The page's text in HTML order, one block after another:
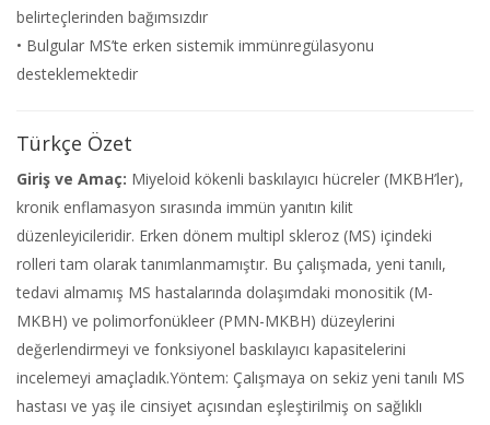
belirteçlerinden bağımsızdır
• Bulgular MS’te erken sistemik immünregülasyonu
desteklemektedir
Türkçe Özet
Giriş ve Amaç: Miyeloid kökenli baskılayıcı hücreler (MKBH’ler),
kronik enflamasyon sırasında immün yanıtın kilit
düzenleyicileridir. Erken dönem multipl skleroz (MS) içindeki
rolleri tam olarak tanımlanmamıştır. Bu çalışmada, yeni tanılı,
tedavi almamış MS hastalarında dolaşımdaki monositik (M-
MKBH) ve polimorfonükleer (PMN-MKBH) düzeylerini
değerlendirmeyi ve fonksiyonel baskılayıcı kapasitelerini
incelemeyi amaçladık.Yöntem: Çalışmaya on sekiz yeni tanılı MS
hastası ve yaş ile cinsiyet açısından eşleştirilmiş on sağlıklı